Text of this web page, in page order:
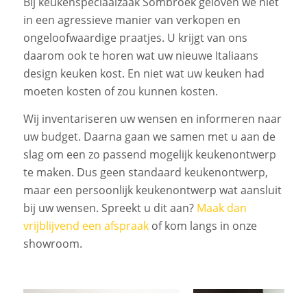
in een agressieve manier van verkopen en
ongeloofwaardige praatjes. U krijgt van ons
daarom ook te horen wat uw nieuwe Italiaans
design keuken kost. En niet wat uw keuken had
moeten kosten of zou kunnen kosten.
Wij inventariseren uw wensen en informeren naar
uw budget. Daarna gaan we samen met u aan de
slag om een zo passend mogelijk keukenontwerp
te maken. Dus geen standaard keukenontwerp,
maar een persoonlijk keukenontwerp wat aansluit
bij uw wensen. Spreekt u dit aan? Maak dan
vrijblijvend een afspraakof kom langs in onze
showroom.